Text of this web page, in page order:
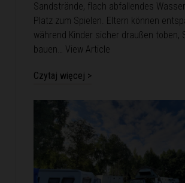
Sandstrände, flach abfallendes
Platz zum Spielen. Eltern können
während Kinder sicher draußen toben,
bauen… View Article
Czytaj więcej >